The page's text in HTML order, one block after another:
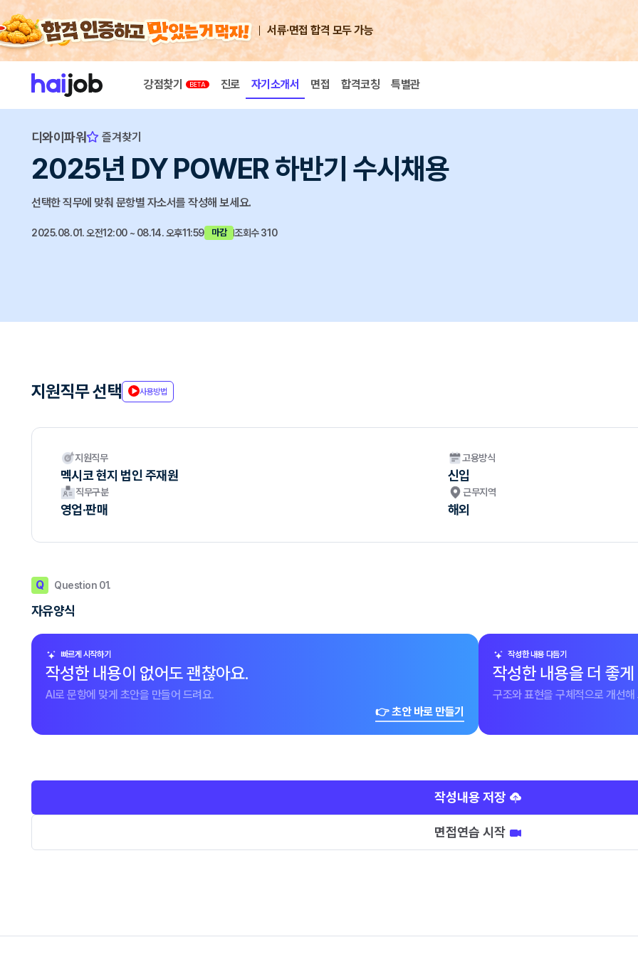
서류·면접 합격 모두 가능
강점찾기 진로 자기소개서 면접 합격코칭 특별관
디와이파워 즐겨찾기
2025년 DY POWER 하반기 수시채용
선택한 직무에 맞춰 문항별 자소서를 작성해 보세요.
2025.08.01. 오전12:00 ~ 08.14. 오후11:59 마감 조회수 310
지원직무 선택 사용방법
지원직무
멕시코 현지 법인 주재원
고용방식
신입
직무구분
영업·판매
근무지역
해외
Q Question 01.
자유양식
빠르게 시작하기
작성한 내용이 없어도 괜찮아요.
AI로 문항에 맞게 초안을 만들어 드려요.
👉 초안 바로 만들기
작성한 내용 다듬기
작성한 내용을 더 좋
구조와 표현을 구체적으로 개선해
작성내용 저장
면접연습 시작